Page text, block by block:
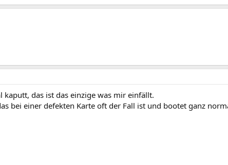
kaputt, das ist das einzige was mir einfällt.
bei einer defekten Karte oft der Fall ist und bootet ganz